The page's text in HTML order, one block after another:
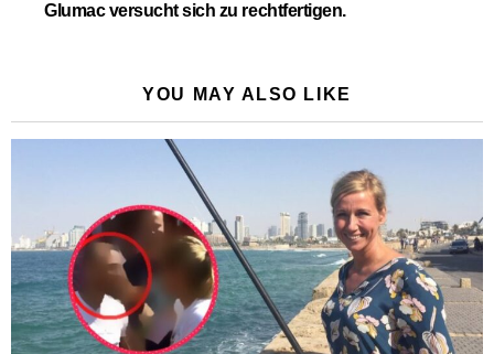
Glumac versucht sich zu rechtfertigen.
YOU MAY ALSO LIKE